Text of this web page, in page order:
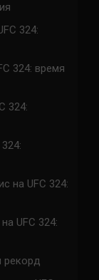
324:
324: время
324:
на UFC 324:
UFC 324:
рекорд